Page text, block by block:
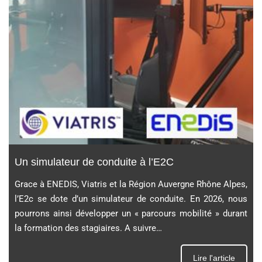
Un simulateur de conduite à l’E2C
Grace à ENEDIS, Viatris et la Région Auvergne Rhône Alpes,
l’E2c se dote d’un simulateur de conduite. En 2026, nous
pourrons ainsi développer un « parcours mobilité » durant
la formation des stagiaires. A suivre…
Lire l'article